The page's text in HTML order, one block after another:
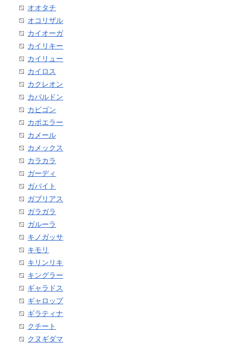
オオタチ
オコリザル
カイオーガ
カイリキー
カイリュー
カイロス
カクレオン
カバルドン
カビゴン
カポエラー
カメール
カメックス
カラカラ
ガーディ
ガバイト
ガブリアス
ガラガラ
ガルーラ
キノガッサ
キモリ
キリンリキ
キングラー
ギャラドス
ギャロップ
ギラティナ
クチート
クヌギダマ